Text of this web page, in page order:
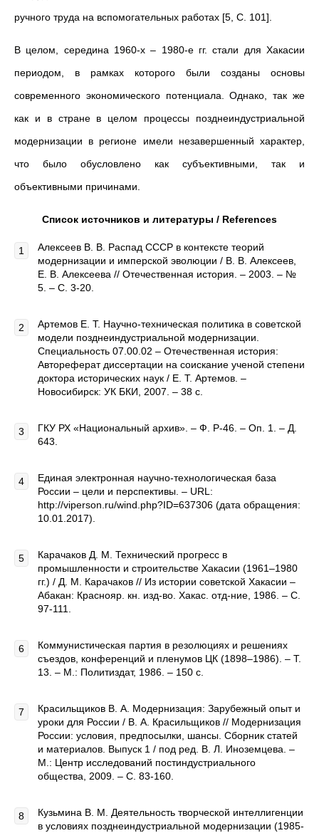
ручного труда на вспомогательных работах [5, С. 101].
В целом, середина 1960-х – 1980-е гг. стали для Хакасии
периодом, в рамках которого были созданы основы
современного экономического потенциала. Однако, так же
как и в стране в целом процессы позднеиндустриальной
модернизации в регионе имели незавершенный характер,
что было обусловлено как субъективными, так и
объективными причинами.
Список источников и литературы / References
Алексеев В. В. Распад СССР в контексте теорий
модернизации и имперской эволюции / В. В. Алексеев,
Е. В. Алексеева // Отечественная история. – 2003. – №
5. – С. 3-20.
Артемов Е. Т. Научно-техническая политика в советской
модели позднеиндустриальной модернизации.
Специальность 07.00.02 – Отечественная история:
Автореферат диссертации на соискание ученой степени
доктора исторических наук / Е. Т. Артемов. –
Новосибирск: УК БКИ, 2007. – 38 с.
ГКУ РХ «Национальный архив». – Ф. Р-46. – Оп. 1. – Д.
643.
Единая электронная научно-технологическая база
России – цели и перспективы. – URL:
http://viperson.ru/wind.php?ID=637306 (дата обращения:
10.01.2017).
Карачаков Д. М. Технический прогресс в
промышленности и строительстве Хакасии (1961–1980
гг.) / Д. М. Карачаков // Из истории советской Хакасии –
Абакан: Краснояр. кн. изд-во. Хакас. отд-ние, 1986. – С.
97-111.
Коммунистическая партия в резолюциях и решениях
съездов, конференций и пленумов ЦК (1898–1986). – Т.
13. – М.: Политиздат, 1986. – 150 с.
Красильщиков В. А. Модернизация: Зарубежный опыт и
уроки для России / В. А. Красильщиков // Модернизация
России: условия, предпосылки, шансы. Сборник статей
и материалов. Выпуск 1 / под ред. В. Л. Иноземцева. –
М.: Центр исследований постиндустриального
общества, 2009. – С. 83-160.
Кузьмина В. М. Деятельность творческой интеллигенции
в условиях позднеиндустриальной модернизации (1985-